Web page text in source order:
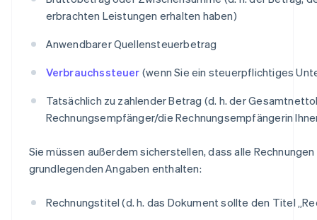
erbrachten Leistungen erhalten haben)
Anwendbarer Quellensteuerbetrag
Verbrauchssteuer (wenn Sie ein steuerpflichtiges
Tatsächlich zu zahlender Betrag (d. h. der
Rechnungsempfänger/die Rechnungsempfängerin
Sie müssen außerdem sicherstellen, dass alle
grundlegenden Angaben enthalten:
Rechnungstitel (d. h. das Dokument sollte den Titel